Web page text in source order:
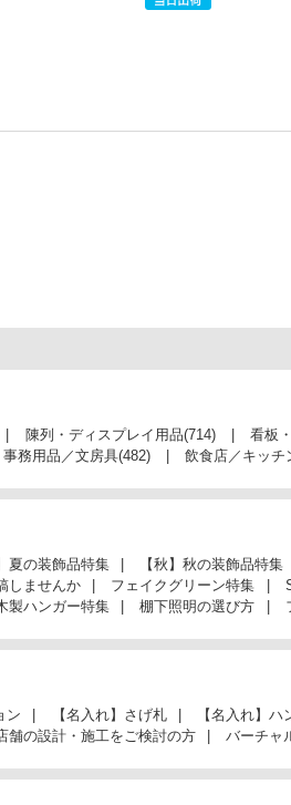
陳列・ディスプレイ用品(714) 看板
事務用品／文房具(482) 飲食店／キッチ
夏の装飾品特集 【秋】秋の装飾品特集
しませんか フェイクグリーン特集
製ハンガー特集 棚下照明の選び方
ン 【名入れ】さげ札 【名入れ】ハ
舗の設計・施工をご検討の方 バーチャ